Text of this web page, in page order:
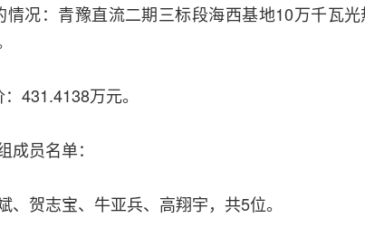
情况：青豫直流二期三标段海西基地10万千瓦
431.4138万元。
成员名单：
、贺志宝、牛亚兵、高翔宇，共5位。